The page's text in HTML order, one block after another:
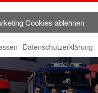
Cookies ablehnen
Datenschutzerklärung